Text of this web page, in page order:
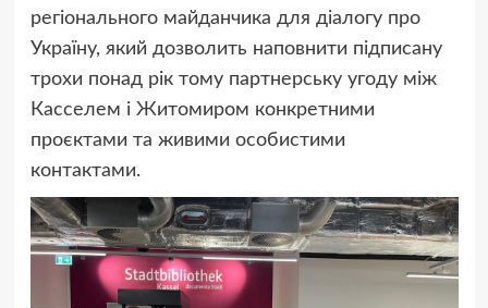
регіонального майданчика для діалогу про
Україну, який дозволить наповнити підписану
трохи понад рік тому партнерську угоду між
Касселем і Житомиром конкретними
проєктами та живими особистими
контактами.